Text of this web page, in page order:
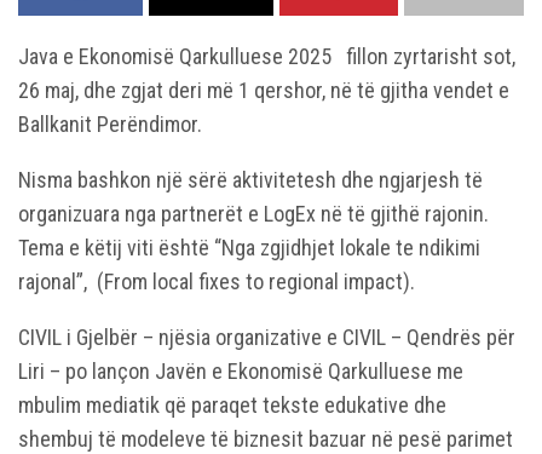
Java e Ekonomisë Qarkulluese 2025 fillon zyrtarisht sot,
26 maj, dhe zgjat deri më 1 qershor, në të gjitha vendet e
Ballkanit Perëndimor.
Nisma bashkon një sërë aktivitetesh dhe ngjarjesh të
organizuara nga partnerët e LogEx në të gjithë rajonin.
Tema e këtij viti është “Nga zgjidhjet lokale te ndikimi
rajonal”, (From local fixes to regional impact).
CIVIL i Gjelbër – njësia organizative e CIVIL – Qendrës për
Liri – po lançon Javën e Ekonomisë Qarkulluese me
mbulim mediatik që paraqet tekste edukative dhe
shembuj të modeleve të biznesit bazuar në pesë parimet